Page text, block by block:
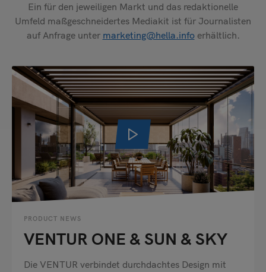
Ein für den jeweiligen Markt und das redaktionelle
Umfeld maßgeschneidertes Mediakit ist für Journalisten
auf Anfrage unter marketing@hella.infoerhältlich.
PRODUCT NEWS
VENTUR ONE & SUN & SKY
Die VENTUR verbindet durchdachtes Design mit
Händler
Architekt oder Planer
Sonstige
Senden